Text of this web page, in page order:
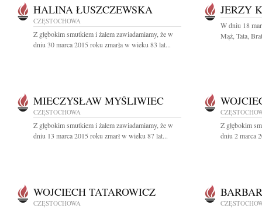
HALINA ŁUSZCZEWSKA
CZĘSTOCHOWA
Z głębokim smutkiem i żalem zawiadamiamy, że w
dniu 30 marca 2015 roku zmarła w wieku 83 lat...
JERZY
W dniu 18
Mąż, Tata,
MIECZYSŁAW MYŚLIWIEC
CZĘSTOCHOWA
Z głębokim smutkiem i żalem zawiadamiamy, że w
dniu 13 marca 2015 roku zmarł w wieku 87 lat...
Z głębokim
dniu 2 marca
WOJCIECH TATAROWICZ
CZĘSTOCHOWA